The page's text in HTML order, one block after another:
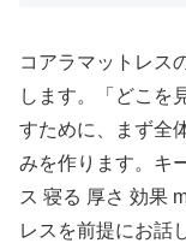
コアラマットレス
します。「どこを
すために、まず全
みを作ります。キ
ス 寝る 厚さ 効果
レスを前提にお話